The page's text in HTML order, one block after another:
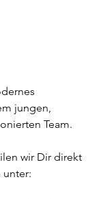
jungen,
Team.
wir Dir direkt
unter: